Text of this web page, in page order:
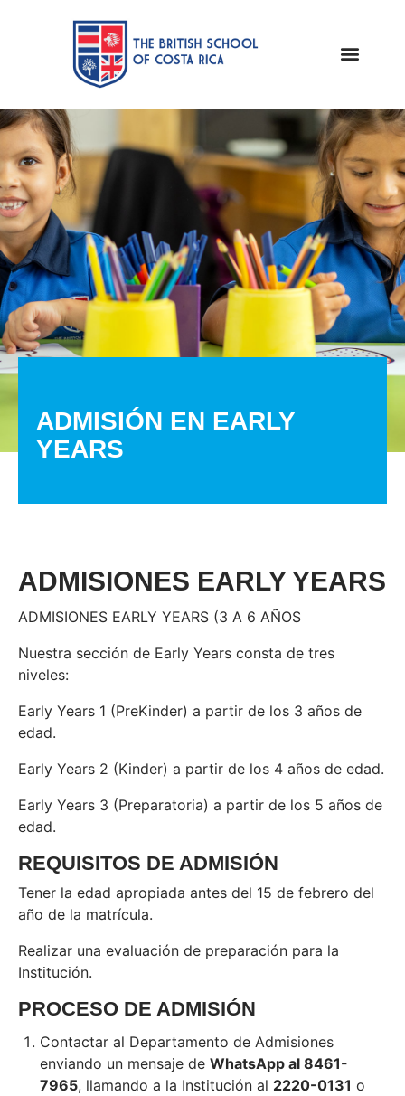
ADMISIÓN EN EARLY
YEARS
ADMISIONES EARLY YEARS
ADMISIONES EARLY YEARS (3 A 6 AÑOS
Nuestra sección de Early Years consta de tres
niveles:
Early Years 1 (PreKinder) a partir de los 3 años de
edad.
Early Years 2 (Kinder) a partir de los 4 años de edad.
Early Years 3 (Preparatoria) a partir de los 5 años de
edad.
REQUISITOS DE ADMISIÓN
Tener la edad apropiada antes del 15 de febrero del
año de la matrícula.
Realizar una evaluación de preparación para la
Institución.
PROCESO DE ADMISIÓN
Contactar al Departamento de Admisiones
enviando un mensaje de WhatsApp al 8461-
7965, llamando a la Institución al 2220-0131 o